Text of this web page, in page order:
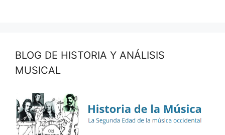
BLOG DE HISTORIA Y ANÁLISIS
MUSICAL